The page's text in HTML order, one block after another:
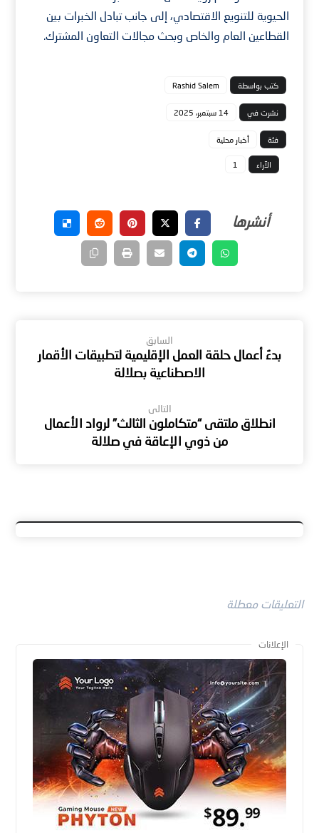
الحيوية للتنويع الاقتصادي، إلى جانب تبادل الخبرات بين
القطاعين العام والخاص وبحث مجالات التعاون المشترك.
كتب بواسطة Rashid Salem
نشرت في 14 سبتمبر، 2025
فئة أخبار محلية
الآراء 1
السابق
بدءُ أعمال حلقة العمل الإقليمية لتطبيقات الأقمار
الاصطناعية بصلالة
التالى
انطلاق ملتقى “متكاملون الثالث” لرواد الأعمال
من ذوي الإعاقة في صلالة
التعليقات معطلة
الإعلانات